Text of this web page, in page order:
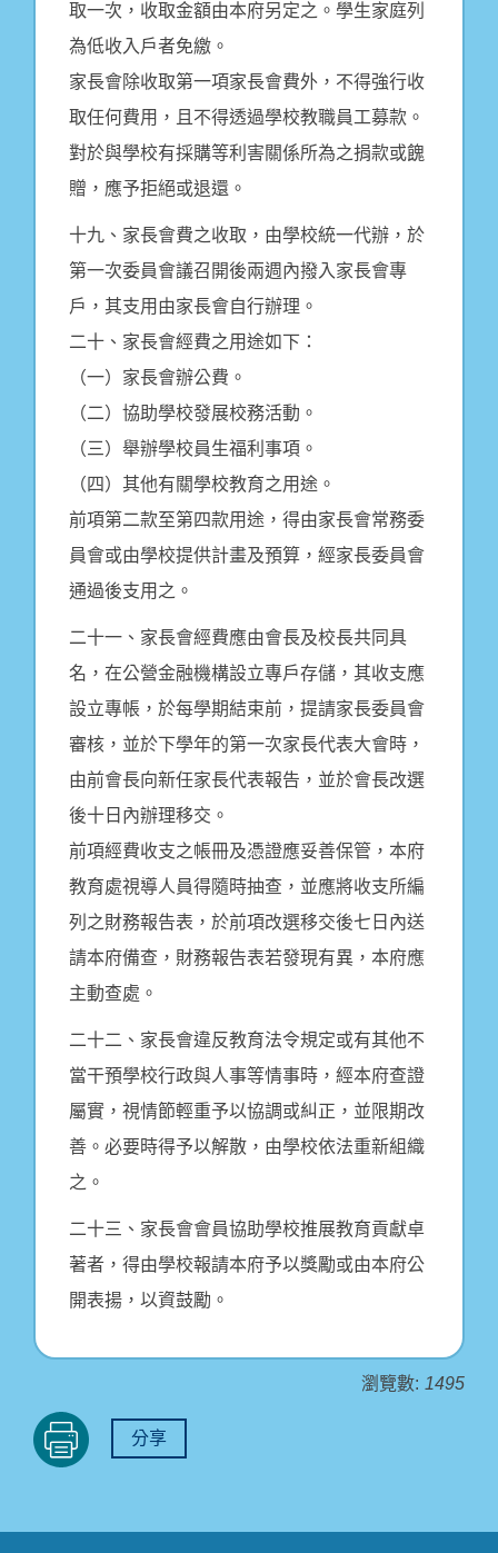
取一次，收取金額由本府另定之。學生家庭列
為低收入戶者免繳。
家長會除收取第一項家長會費外，不得強行收
取任何費用，且不得透過學校教職員工募款。
對於與學校有採購等利害關係所為之捐款或餽
贈，應予拒絕或退還。
十九、家長會費之收取，由學校統一代辦，於
第一次委員會議召開後兩週內撥入家長會專
戶，其支用由家長會自行辦理。
二十、家長會經費之用途如下：
（一）家長會辦公費。
（二）協助學校發展校務活動。
（三）舉辦學校員生福利事項。
（四）其他有關學校教育之用途。
前項第二款至第四款用途，得由家長會常務委
員會或由學校提供計畫及預算，經家長委員會
通過後支用之。
二十一、家長會經費應由會長及校長共同具
名，在公營金融機構設立專戶存儲，其收支應
設立專帳，於每學期結束前，提請家長委員會
審核，並於下學年的第一次家長代表大會時，
由前會長向新任家長代表報告，並於會長改選
後十日內辦理移交。
前項經費收支之帳冊及憑證應妥善保管，本府
教育處視導人員得隨時抽查，並應將收支所編
列之財務報告表，於前項改選移交後七日內送
請本府備查，財務報告表若發現有異，本府應
主動查處。
二十二、家長會違反教育法令規定或有其他不
當干預學校行政與人事等情事時，經本府查證
屬實，視情節輕重予以協調或糾正，並限期改
善。必要時得予以解散，由學校依法重新組織
之。
二十三、家長會會員協助學校推展教育貢獻卓
著者，得由學校報請本府予以獎勵或由本府公
開表揚，以資鼓勵。
瀏覽數: 1495
分享